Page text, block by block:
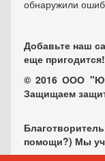
обнаружили
Добавьте наш
еще пригодится!
© 2016 ООО
Защищаем
помощи?) Мы